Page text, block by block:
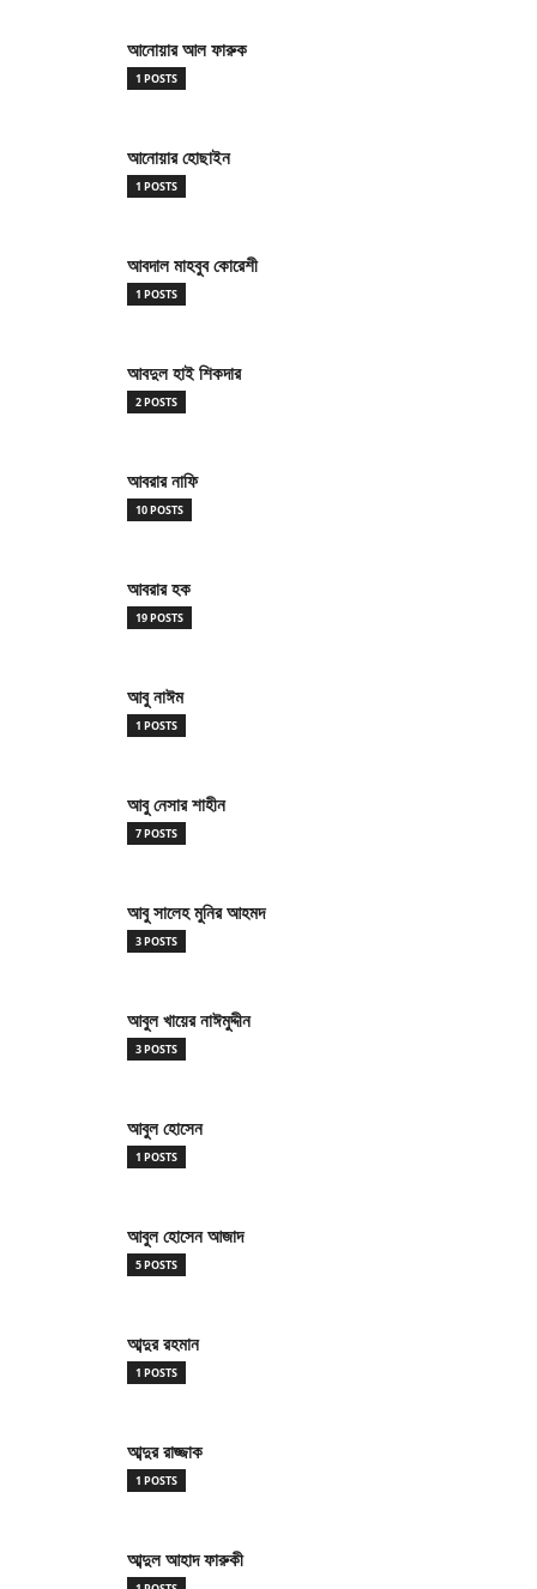
আনোয়ার আল ফারুক
1 POSTS
আনোয়ার হোছাইন
1 POSTS
আবদাল মাহবুব কোরেশী
1 POSTS
আবদুল হাই শিকদার
2 POSTS
আবরার নাফি
10 POSTS
আবরার হক
19 POSTS
আবু নাঈম
1 POSTS
আবু নেসার শাহীন
7 POSTS
আবু সালেহ মুনির আহমদ
3 POSTS
আবুল খায়ের নাঈমুদ্দীন
3 POSTS
আবুল হোসেন
1 POSTS
আবুল হোসেন আজাদ
5 POSTS
আব্দুর রহমান
1 POSTS
আব্দুর রাজ্জাক
1 POSTS
আব্দুল আহাদ ফারুকী